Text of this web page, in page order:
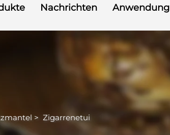
Nachrichten Anwendung
> Zigarrenetui